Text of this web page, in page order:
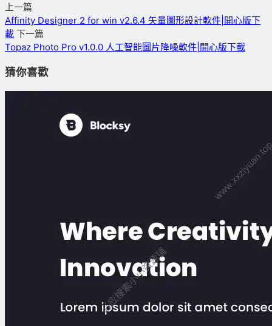
上一篇
Affinity Designer 2 for win v2.6.4 矢量圖形設計軟件|開心版下
載 下一篇
Topaz Photo Pro v1.0.0 人工智能圖片降噪軟件|開心版下載
猜你喜歡